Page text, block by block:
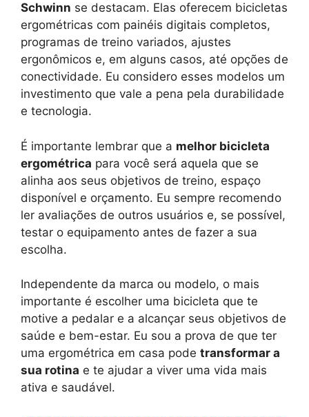
Schwinn se destacam. Elas oferecem bicicletas
ergométricas com painéis digitais completos,
programas de treino variados, ajustes
ergonômicos e, em alguns casos, até opções de
conectividade. Eu considero esses modelos um
investimento que vale a pena pela durabilidade
e tecnologia.
É importante lembrar que a melhor bicicleta
ergométrica para você será aquela que se
alinha aos seus objetivos de treino, espaço
disponível e orçamento. Eu sempre recomendo
ler avaliações de outros usuários e, se possível,
testar o equipamento antes de fazer a sua
escolha.
Independente da marca ou modelo, o mais
importante é escolher uma bicicleta que te
motive a pedalar e a alcançar seus objetivos de
saúde e bem-estar. Eu sou a prova de que ter
uma ergométrica em casa pode transformar a
sua rotina e te ajudar a viver uma vida mais
ativa e saudável.